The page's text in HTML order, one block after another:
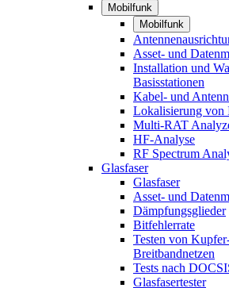
Mobilfunk
Mobilfunk
Asset- und
Installation und
Basisstationen
Kabel- und
Lokalisierung von
Multi-RAT
HF-Analyse
RF Spectrum
Glasfaser
Glasfaser
Asset- und
Dämpfungsglieder
Bitfehlerrate
Testen von
Breitbandnetzen
Tests nach
Glasfasertester